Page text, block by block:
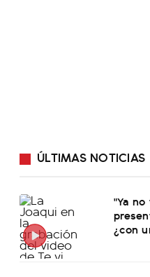
ÚLTIMAS NOTICIAS
"Ya
¿con